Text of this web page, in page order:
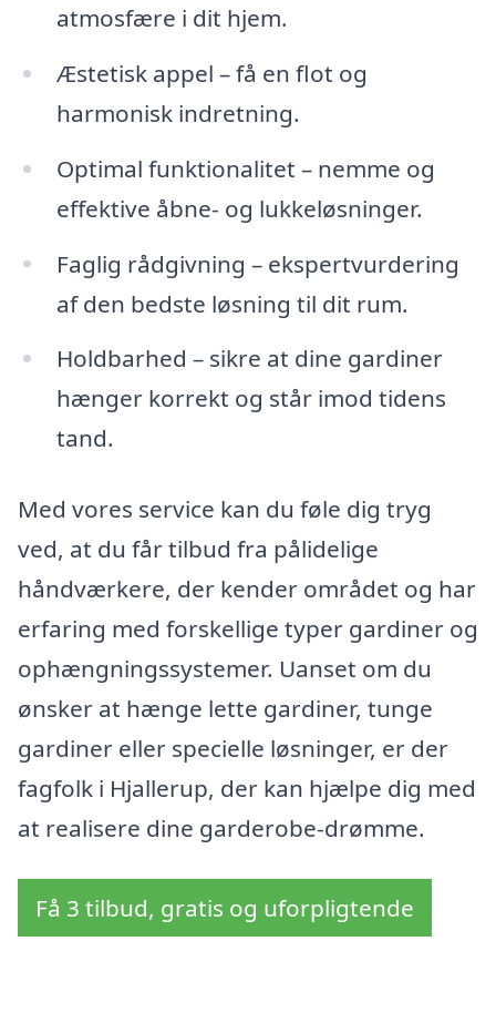
atmosfære i dit hjem.
Æstetisk appel – få en flot og
harmonisk indretning.
Optimal funktionalitet – nemme og
effektive åbne- og lukkeløsninger.
Faglig rådgivning – ekspertvurdering
af den bedste løsning til dit rum.
Holdbarhed – sikre at dine gardiner
hænger korrekt og står imod tidens
tand.
Med vores service kan du føle dig tryg
ved, at du får tilbud fra pålidelige
håndværkere, der kender området og har
erfaring med forskellige typer gardiner og
ophængningssystemer. Uanset om du
ønsker at hænge lette gardiner, tunge
gardiner eller specielle løsninger, er der
fagfolk i Hjallerup, der kan hjælpe dig med
at realisere dine garderobe-drømme.
Få 3 tilbud, gratis og uforpligtende